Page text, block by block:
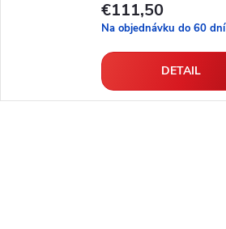
€111,50
Na objednávku do 60 dní
DETAIL